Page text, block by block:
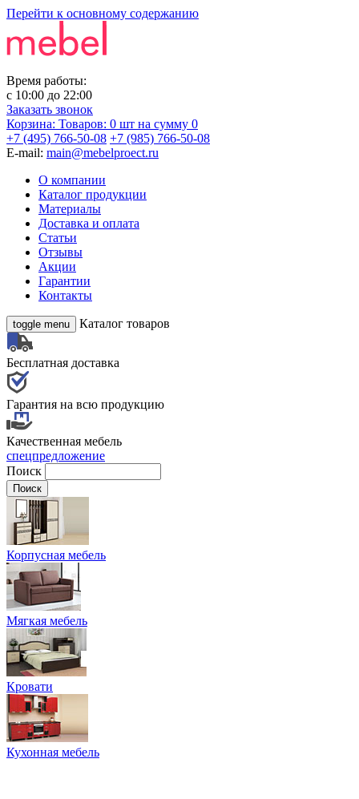
Перейти к основному содержанию
Время работы:
с 10:00 до 22:00
Заказать звонок
Корзина: Товаров: 0 шт на сумму 0
+7 (495) 766-50-08 +7 (985) 766-50-08
E-mail: main@mebelproect.ru
О компании
Каталог продукции
Материалы
Доставка и оплата
Статьи
Отзывы
Акции
Гарантии
Контакты
toggle menu Каталог товаров
Бесплатная доставка
Гарантия на всю продукцию
Качественная мебель
спецпредложение
Поиск
Корпусная мебель
Мягкая мебель
Кровати
Кухонная мебель